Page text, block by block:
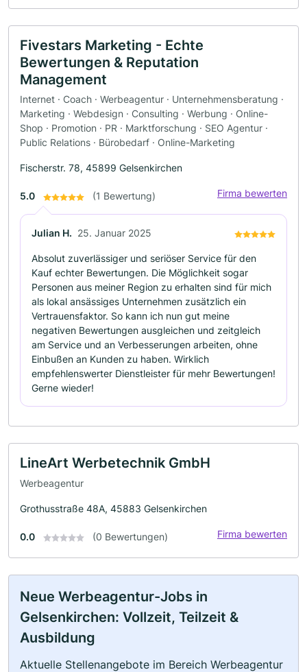
Fivestars Marketing - Echte
Bewertungen & Reputation
Management
Internet · Coach · Werbeagentur · Unternehmensberatung ·
Marketing · Webdesign · Consulting · Werbung · Online-
Shop · Promotion · PR · Marktforschung · SEO Agentur ·
Public Relations · Bürobedarf · Online-Marketing
Fischerstr. 78, 45899 Gelsenkirchen
5.0 (1 Bewertung) Firma bewerten
Julian H. 25. Januar 2025
Absolut zuverlässiger und seriöser Service für den
Kauf echter Bewertungen. Die Möglichkeit sogar
Personen aus meiner Region zu erhalten sind für mich
als lokal ansässiges Unternehmen zusätzlich ein
Vertrauensfaktor. So kann ich nun gut meine
negativen Bewertungen ausgleichen und zeitgleich
am Service und an Verbesserungen arbeiten, ohne
Einbußen an Kunden zu haben. Wirklich
empfehlenswerter Dienstleister für mehr Bewertungen!
Gerne wieder!
LineArt Werbetechnik GmbH
Werbeagentur
Grothusstraße 48A, 45883 Gelsenkirchen
0.0 (0 Bewertungen) Firma bewerten
Neue Werbeagentur-Jobs in
Gelsenkirchen: Vollzeit, Teilzeit &
Ausbildung
Aktuelle Stellenangebote im Bereich Werbeagentur